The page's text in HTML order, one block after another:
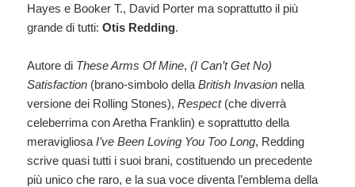
Hayes e Booker T., David Porter ma soprattutto il più
grande di tutti:Otis Redding.
Autore di These Arms Of Mine,(I Can’t Get No)
Satisfaction (brano-simbolo dellaBritish Invasion nella
versione dei Rolling Stones),Respect (che diverrà
celeberrima con Aretha Franklin) e soprattutto della
meravigliosaI’ve Been Loving You Too Long, Redding
scrive quasi tutti i suoi brani, costituendo un precedente
più unico che raro, e la sua voce diventa l’emblema della